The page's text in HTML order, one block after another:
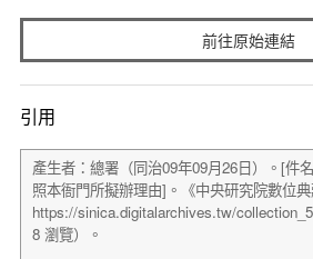
前往原始連結
引用